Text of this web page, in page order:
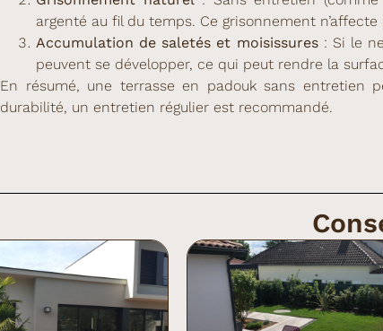
argenté au fil du temps. Ce grisonnement
Accumulation de saletés et moisissures: Si le
peuvent se développer, ce qui peut rendre la
En résumé, une terrasse en padouk sans
durabilité, un entretien régulier est recommandé.